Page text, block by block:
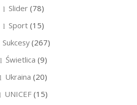
Slider(78)
Sport(15)
Sukcesy(267)
Świetlica (9)
Ukraina (20)
UNICEF (15)